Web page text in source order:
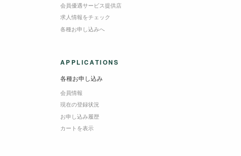
会員優遇サービス提供店
求人情報をチェック
各種お申し込みへ
APPLICATIONS
各種お申し込み
会員情報
現在の登録状況
お申し込み履歴
カートを表示